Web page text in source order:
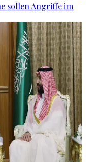
sollen Angriffe im